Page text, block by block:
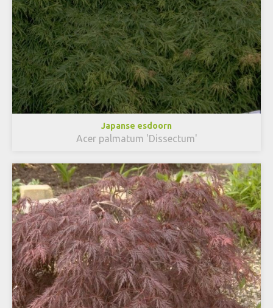
Japanse esdoorn
Acer palmatum 'Dissectum'